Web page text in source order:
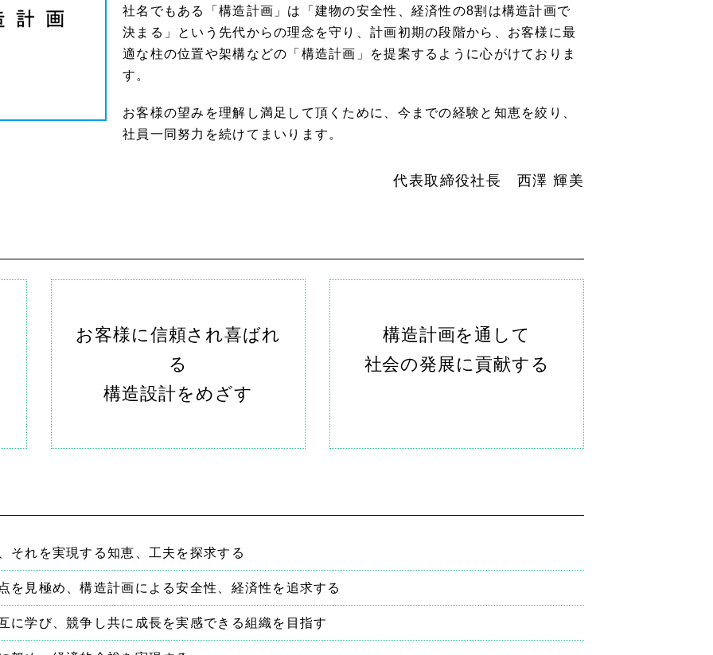
社名でもある「構造計画」は「建物の安全性、経済性の8割は構造計画で
決まる」という先代からの理念を守り、計画初期の段階から、お客様に最
適な柱の位置や架構などの「構造計画」を提案するように心がけておりま
す。
お客様の望みを理解し満足して頂くために、今までの経験と知恵を絞り、
社員一同努力を続けてまいります。
代表取締役社長 西澤 輝美
お客様に信頼され喜ばれ
る
構造設計をめざす
構造計画を通して
社会の発展に貢献する
それを実現する知恵、工夫を探求する
を見極め、構造計画による安全性、経済性を追求する
に学び、競争し共に成長を実感できる組織を目指す